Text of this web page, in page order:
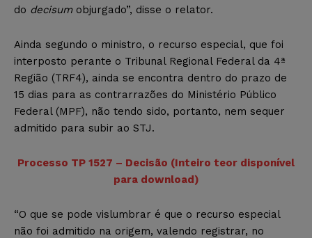
do decisumobjurgado”, disse o relator.
Ainda segundo o ministro, o recurso especial, que foi
interposto perante o Tribunal Regional Federal da 4ª
Região (TRF4), ainda se encontra dentro do prazo de
15 dias para as contrarrazões do Ministério Público
Federal (MPF), não tendo sido, portanto, nem sequer
admitido para subir ao STJ.
Processo TP 1527 – Decisão (Inteiro teor disponível
para download)
“O que se pode vislumbrar é que o recurso especial
não foi admitido na origem, valendo registrar, no